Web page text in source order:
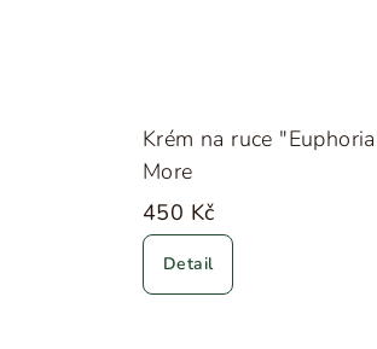
Krém na ruce
More
450 Kč
Detail